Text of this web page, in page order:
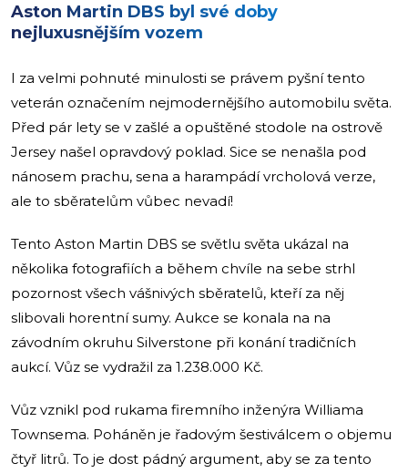
Aston Martin DBS byl své doby
nejluxusnějším vozem
I za velmi pohnuté minulosti se právem pyšní tento
veterán označením nejmodernějšího automobilu světa.
Před pár lety se v zašlé a opuštěné stodole na ostrově
Jersey našel opravdový poklad. Sice se nenašla pod
nánosem prachu, sena a harampádí vrcholová verze,
ale to sběratelům vůbec nevadí!
Tento Aston Martin DBS se světlu světa ukázal na
několika fotografiích a během chvíle na sebe strhl
pozornost všech vášnivých sběratelů, kteří za něj
slibovali horentní sumy. Aukce se konala na na
závodním okruhu Silverstone při konání tradičních
aukcí. Vůz se vydražil za 1.238.000 Kč.
Vůz vznikl pod rukama firemního inženýra Williama
Townsema. Poháněn je řadovým šestiválcem o objemu
čtyř litrů. To je dost pádný argument, aby se za tento